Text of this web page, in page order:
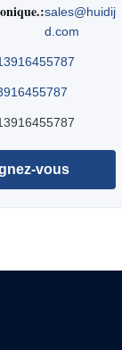
sales@huidij
d.com
vous